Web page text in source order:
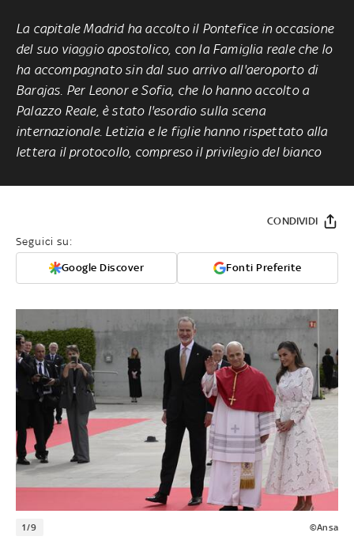
La capitale Madrid ha accolto il Pontefice in occasione
del suo viaggio apostolico, con la Famiglia reale che lo
ha accompagnato sin dal suo arrivo all'aeroporto di
Barajas. Per Leonor e Sofia, che lo hanno accolto a
Palazzo Reale, è stato l'esordio sulla scena
internazionale. Letizia e le figlie hanno rispettato alla
lettera il protocollo, compreso il privilegio del bianco
Seguici su:
Google Discover Fonti Preferite
CONDIVIDI
1/9 ©Ansa